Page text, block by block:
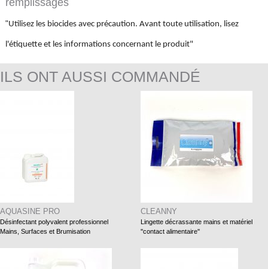
"Utilisez les biocides avec précaution. Avant toute utilisation, lisez
l'étiquette et les informations concernant le produit"
ILS ONT AUSSI COMMANDÉ
AQUASINE PRO
Désinfectant polyvalent professionnel
Mains, Surfaces et Brumisation
CLEANNY
Lingette décrassante mains et matériel
''contact alimentaire''